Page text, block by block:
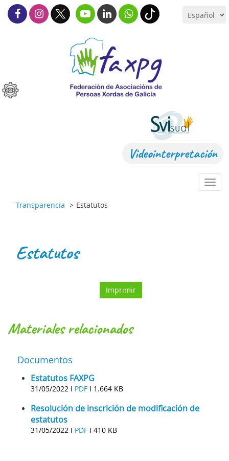
Videointerpretación
Transparencia
Estatutos
Estatutos
Imprimir
materiales relacionados
Documentos
Estatutos FAXPG
31/05/2022 I PDF I 1.664 KB
Resolución de inscrición de modificación de
estatutos
31/05/2022 I PDF I 410 KB